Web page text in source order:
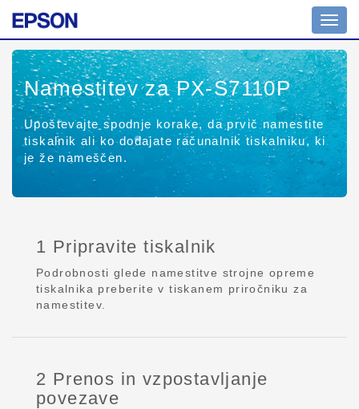
Namestitev za PX-S7110P
Upoštevajte spodnje korake, da prvič namestite
tiskalnik ali ko dodajate računalnik tiskalniku, ki
je že nameščen.
1 Pripravite tiskalnik
Podrobnosti glede namestitve strojne opreme
tiskalnika preberite v tiskanem priročniku za
namestitev.
2 Prenos in vzpostavljanje
povezave